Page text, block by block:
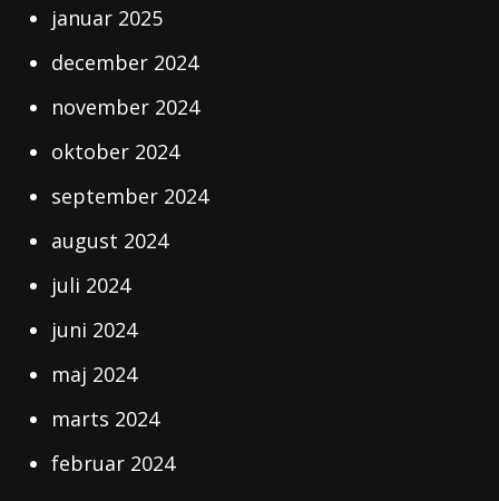
januar 2025
december 2024
november 2024
oktober 2024
september 2024
august 2024
juli 2024
juni 2024
maj 2024
marts 2024
februar 2024